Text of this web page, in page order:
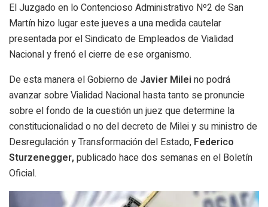
El Juzgado en lo Contencioso Administrativo Nº2 de San
Martín hizo lugar este jueves a una medida cautelar
presentada por el Sindicato de Empleados de Vialidad
Nacional y frenó el cierre de ese organismo.
De esta manera el Gobierno de Javier Milei no podrá
avanzar sobre Vialidad Nacional hasta tanto se pronuncie
sobre el fondo de la cuestión un juez que determine la
constitucionalidad o no del decreto de Milei y su ministro de
Desregulación y Transformación del Estado, Federico
Sturzenegger, publicado hace dos semanas en el Boletín
Oficial.